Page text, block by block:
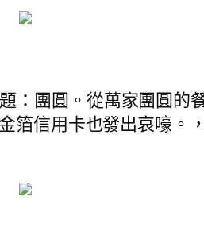
：團圓。從萬家團圓的
箔信用卡也發出哀嚎。